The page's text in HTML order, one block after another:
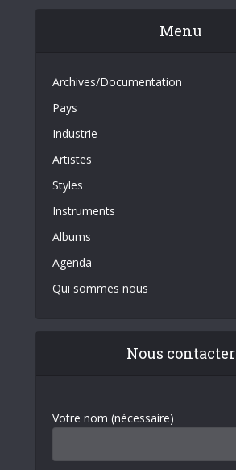
Menu
Archives/Documentation
Pays
Industrie
Artistes
Styles
Instruments
Albums
Agenda
Qui sommes nous
Nous contacter
Votre nom (nécessaire)